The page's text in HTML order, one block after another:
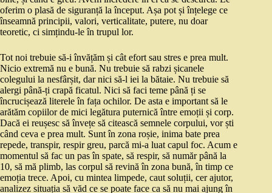
oferim o plasă de siguranță la început. Așa pot și înțelege ce
înseamnă principii, valori, verticalitate, putere, nu doar
teoretic, ci simțindu-le în trupul lor.
Tot noi trebuie să-i învățăm și cât efort sau stres e prea mult.
Nicio extremă nu e bună. Nu trebuie să rabzi șicanele
colegului la nesfârșit, dar nici să-l iei la bătaie. Nu trebuie să
alergi până-ți crapă ficatul. Nici să faci teme până ți se
încrucișează literele în fața ochilor. De asta e important să le
arătăm copiilor de mici legătura puternică între emoții și corp.
Dacă ei reușesc să învețe să citească semnele corpului, vor ști
când ceva e prea mult. Sunt în zona roșie, inima bate prea
repede, transpir, respir greu, parcă mi-a luat capul foc. Acum e
momentul să fac un pas în spate, să respir, să număr până la
10, să mă plimb, las corpul să revină în zona bună, în timp ce
emoția trece. Apoi, cu mintea limpede, caut soluții, cer ajutor,
analizez situația să văd ce se poate face ca să nu mai ajung în